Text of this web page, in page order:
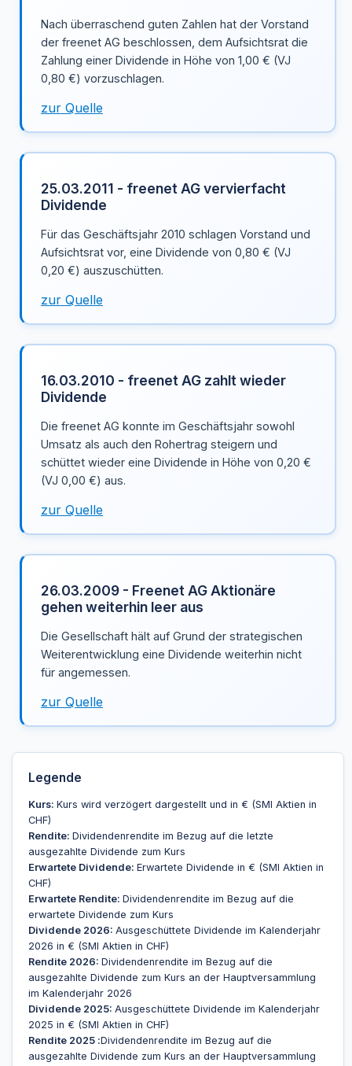
Nach überraschend guten Zahlen hat der Vorstand
der freenet AG beschlossen, dem Aufsichtsrat die
Zahlung einer Dividende in Höhe von 1,00 € (VJ
0,80 €) vorzuschlagen.
zur Quelle
25.03.2011 - freenet AG vervierfacht
Dividende
Für das Geschäftsjahr 2010 schlagen Vorstand und
Aufsichtsrat vor, eine Dividende von 0,80 € (VJ
0,20 €) auszuschütten.
zur Quelle
16.03.2010 - freenet AG zahlt wieder
Dividende
Die freenet AG konnte im Geschäftsjahr sowohl
Umsatz als auch den Rohertrag steigern und
schüttet wieder eine Dividende in Höhe von 0,20 €
(VJ 0,00 €) aus.
zur Quelle
26.03.2009 - Freenet AG Aktionäre
gehen weiterhin leer aus
Die Gesellschaft hält auf Grund der strategischen
Weiterentwicklung eine Dividende weiterhin nicht
für angemessen.
zur Quelle
Legende
Kurs: Kurs wird verzögert dargestellt und in € (SMI Aktien in
CHF)
Rendite: Dividendenrendite im Bezug auf die letzte
ausgezahlte Dividende zum Kurs
Erwartete Dividende: Erwartete Dividende in € (SMI Aktien in
CHF)
Erwartete Rendite: Dividendenrendite im Bezug auf die
erwartete Dividende zum Kurs
Dividende 2026: Ausgeschüttete Dividende im Kalenderjahr
2026 in € (SMI Aktien in CHF)
Rendite 2026: Dividendenrendite im Bezug auf die
ausgezahlte Dividende zum Kurs an der Hauptversammlung
im Kalenderjahr 2026
Dividende 2025: Ausgeschüttete Dividende im Kalenderjahr
2025 in € (SMI Aktien in CHF)
Rendite 2025 :Dividendenrendite im Bezug auf die
ausgezahlte Dividende zum Kurs an der Hauptversammlung